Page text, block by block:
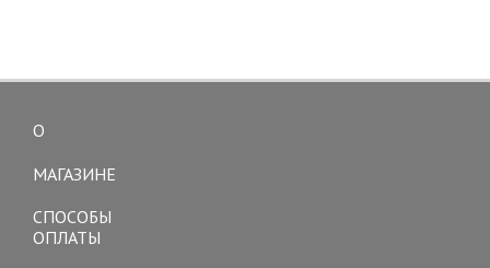
О
МАГАЗИНЕ
СПОСОБЫ
ОПЛАТЫ